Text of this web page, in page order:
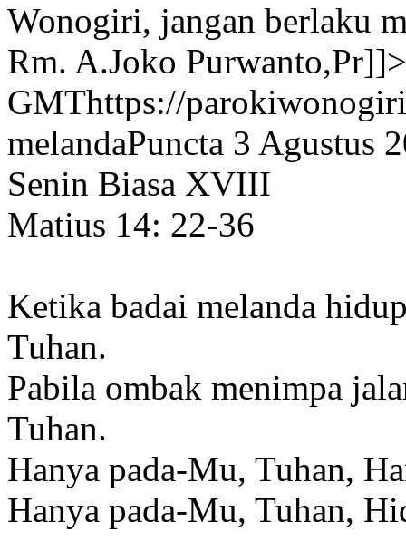
Wonogiri, jangan berlaku
Rm. A.Joko Purwanto,Pr]]>
GMThttps://
melandaPuncta 3 Agustus
Senin Biasa XVIII
Matius 14: 22-36
Ketika badai melanda
Tuhan.
Pabila ombak menimpa
Tuhan.
Hanya pada-Mu, Tuhan,
Hanya pada-Mu, Tuhan,